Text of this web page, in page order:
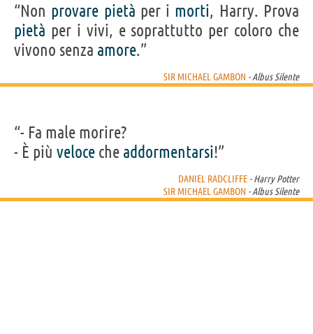
IDENTIKIT E DATI ANAGRAFICI
Nome
Michael John
Cognome Gambon
Pseudonimo Michael Gambon
Titolo Sir
Nazionalità irlandese
FILM DI SIR MICHAEL GAMBON
“Non provare pietà per i morti, Harry. Prova
pietà per i vivi, e soprattutto per coloro che
vivono senza amore.”
SIR MICHAEL GAMBON - Albus Silente
“- Fa male morire?
- È più veloce che addormentarsi!”
DANIEL RADCLIFFE - Harry Potter
SIR MICHAEL GAMBON - Albus Silente